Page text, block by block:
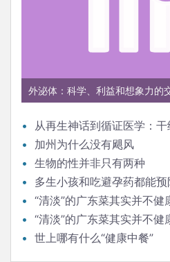
外泌体：科学、利益和想象力的
从再生神话到循证医学：
加州为什么没有飓风
生物的性并非只有两种
多生小孩和吃避孕药都能
“清淡”的广东菜其实并不健
“清淡”的广东菜其实并不健
世上哪有什么“健康中餐”